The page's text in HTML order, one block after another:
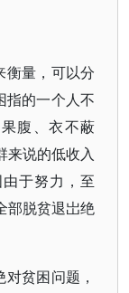
衡量，可以分
指的一个人不
腹、衣不蔽
来说的低收入
于努力，至
部脱贫退岀绝
贫困问题，